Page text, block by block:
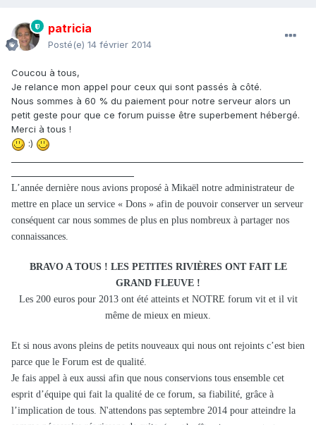
patricia
Posté(e) 14 février 2014
Coucou à tous,
Je relance mon appel pour ceux qui sont passés à côté.
Nous sommes à 60 % du paiement pour notre serveur alors un
petit geste pour que ce forum puisse être superbement hébergé.
Merci à tous !
:)
L’année dernière nous avions proposé à Mikaël notre administrateur de
mettre en place un service « Dons » afin de pouvoir conserver un serveur
conséquent car nous sommes de plus en plus nombreux à partager nos
connaissances.
BRAVO A TOUS ! LES PETITES RIVIÈRES ONT FAIT LE
GRAND FLEUVE !
Les 200 euros pour 2013 ont été atteints et NOTRE forum vit et il vit
même de mieux en mieux.
Et si nous avons pleins de petits nouveaux qui nous ont rejoints c’est bien
parce que le Forum est de qualité.
Je fais appel à eux aussi afin que nous conservions tous ensemble cet
esprit d’équipe qui fait la qualité de ce forum, sa fiabilité, grâce à
l’implication de tous. N'attendons pas septembre 2014 pour atteindre la